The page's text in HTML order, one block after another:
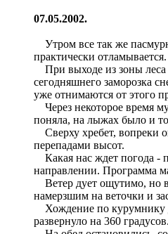
07.05.2002.
Утром все так же
практически
При выходе из зоны леса
сегодняшнего заморозка
уже отнимаются от этого
Через некоторое время
поняла, на лыжах было и
Сверху хребет, вопреки
перепадами высот.
Какая нас ждет погода -
направлении. Программа
Ветер дует ощутимо, но
намерзшим на веточки и
Хождение по курумнику
развернуло на 360